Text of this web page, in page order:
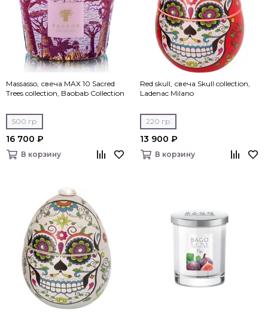
Massasso, свеча MAX 10 Sacred
Trees collection, Baobab Collection
500 гр
16 700 ₽
В корзину
Red skull, свеча Skull collection,
Ladenac Milano
220 гр
13 900 ₽
В корзину